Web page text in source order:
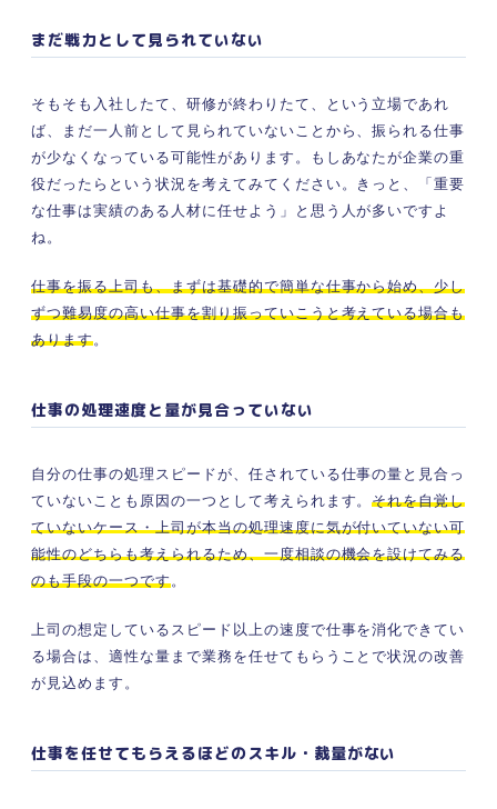
まだ戦力として見られていない
そもそも入社したて、研修が終わりたて、という立場であれ
ば、まだ一人前として見られていないことから、振られる仕事
が少なくなっている可能性があります。もしあなたが企業の重
役だったらという状況を考えてみてください。きっと、「重要
な仕事は実績のある人材に任せよう」と思う人が多いですよ
ね。
仕事を振る上司も、まずは基礎的で簡単な仕事から始め、少し
ずつ難易度の高い仕事を割り振っていこうと考えている場合も
あります。
仕事の処理速度と量が見合っていない
自分の仕事の処理スピードが、任されている仕事の量と見合っ
ていないことも原因の一つとして考えられます。それを自覚し
ていないケース・上司が本当の処理速度に気が付いていない可
能性のどちらも考えられるため、一度相談の機会を設けてみる
のも手段の一つです。
上司の想定しているスピード以上の速度で仕事を消化できてい
る場合は、適性な量まで業務を任せてもらうことで状況の改善
が見込めます。
仕事を任せてもらえるほどのスキル・裁量がない